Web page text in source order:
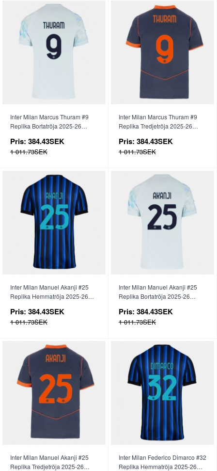
Inter Milan Marcus Thuram #9
Replika Bortatröja 2025-26
Pris: 384.43SEK
1 011.73SEK
Inter Milan Marcus Thuram #9
Replika Tredjetröja 2025-26
Pris: 384.43SEK
1 011.73SEK
Inter Milan Manuel Akanji #25
Replika Hemmatröja 2025-26
Pris: 384.43SEK
1 011.73SEK
Inter Milan Manuel Akanji #25
Replika Bortatröja 2025-26
Pris: 384.43SEK
1 011.73SEK
Inter Milan Manuel Akanji #25
Replika Tredjetröja 2025-26
Inter Milan Federico Dimarco #32
Replika Hemmatröja 2025-26